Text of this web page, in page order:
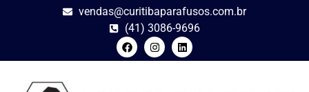
vendas@curitibaparafusos.com.br
(41) 3086-9696